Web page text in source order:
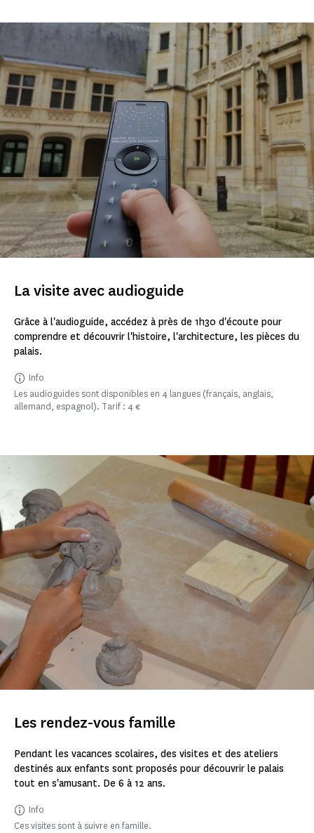
La visite avec audioguide
Grâce à l'audioguide, accédez à près de 1h30 d'écoute pour
comprendre et découvrir l'histoire, l'architecture, les pièces du
palais.
Info
Les audioguides sont disponibles en 4 langues (français, anglais,
allemand, espagnol). Tarif : 4 €
Les rendez-vous famille
Pendant les vacances scolaires, des visites et des ateliers
destinés aux enfants sont proposés pour découvrir le palais
tout en s'amusant. De 6 à 12 ans.
Info
Ces visites sont à suivre en famille.